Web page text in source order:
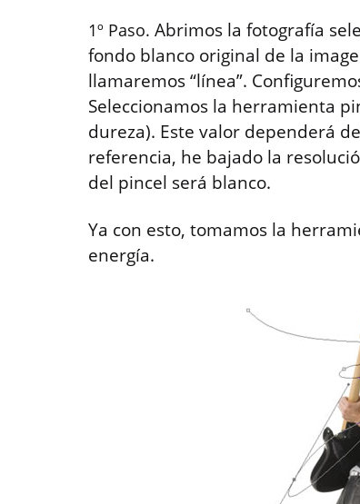
1º Paso. Abrimos la fotografía
fondo blanco original de la
llamaremos “línea”.
Seleccionamos la herramienta
dureza). Este valor dependerá
referencia, he bajado la
del pincel será blanco.
Ya con esto, tomamos la
energía.